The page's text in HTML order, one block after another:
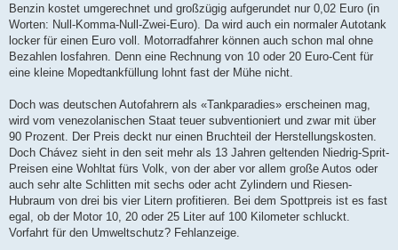
Benzin kostet umgerechnet und großzügig aufgerundet nur 0,02 Euro (in
Worten: Null-Komma-Null-Zwei-Euro). Da wird auch ein normaler Autotank
locker für einen Euro voll. Motorradfahrer können auch schon mal ohne
Bezahlen losfahren. Denn eine Rechnung von 10 oder 20 Euro-Cent für
eine kleine Mopedtankfüllung lohnt fast der Mühe nicht.
Doch was deutschen Autofahrern als «Tankparadies» erscheinen mag,
wird vom venezolanischen Staat teuer subventioniert und zwar mit über
90 Prozent. Der Preis deckt nur einen Bruchteil der Herstellungskosten.
Doch Chávez sieht in den seit mehr als 13 Jahren geltenden Niedrig-Sprit-
Preisen eine Wohltat fürs Volk, von der aber vor allem große Autos oder
auch sehr alte Schlitten mit sechs oder acht Zylindern und Riesen-
Hubraum von drei bis vier Litern profitieren. Bei dem Spottpreis ist es fast
egal, ob der Motor 10, 20 oder 25 Liter auf 100 Kilometer schluckt.
Vorfahrt für den Umweltschutz? Fehlanzeige.